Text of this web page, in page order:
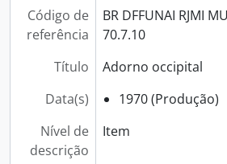
Código de
referência
BR DFFUNAI RJMI
70.7.10
Título
Adorno occipital
Data(s)
1970 (Produção)
Nível de
descrição
Item